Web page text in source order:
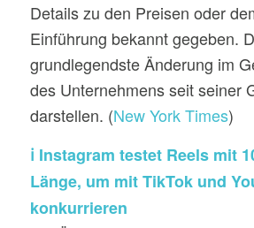
Details zu den Preisen oder
Einführung bekannt gegeben.
grundlegendste Änderung im
des Unternehmens seit seiner
darstellen. (New York Times)
ℹ️ Instagram testet Reels mit
Länge, um mit TikTok und
konkurrieren